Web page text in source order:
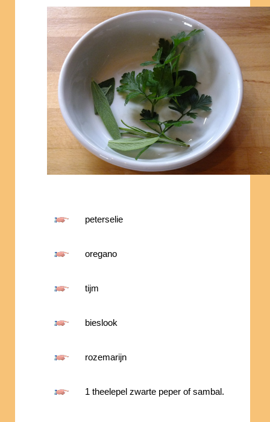
peterselie
oregano
tijm
bieslook
rozemarijn
1 theelepel zwarte peper of sambal.